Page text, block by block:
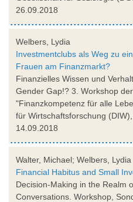
26.09.2018
Welbers, Lydia
Investmentclubs als Weg zu
Frauen am Finanzmarkt?
Finanzielles Wissen und
Gender Gap!? 3. Workshop
"Finanzkompetenz für alle
für Wirtschaftsforschung
14.09.2018
Walter, Michael; Welbers, Lydia
Financial Habitus and Small
Decision-Making in the Realm
Conversations. Workshop,